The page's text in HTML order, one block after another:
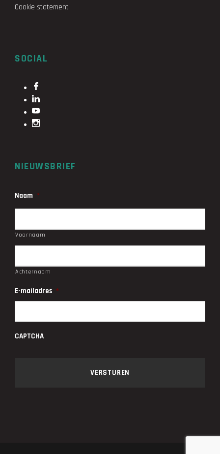
Cookie statement
SOCIAL
NIEUWSBRIEF
Naam *
Voornaam
Achternaam
E-mailadres *
CAPTCHA